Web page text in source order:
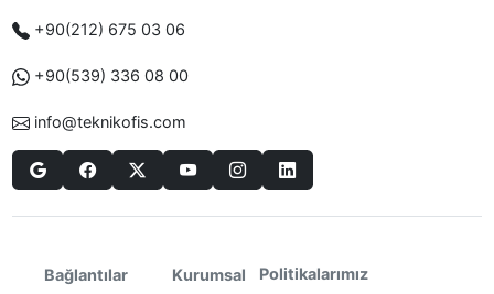
+90(212) 675 03 06
+90(539) 336 08 00
info@teknikofis.com
Bağlantılar
Kurumsal
Politikalarımız